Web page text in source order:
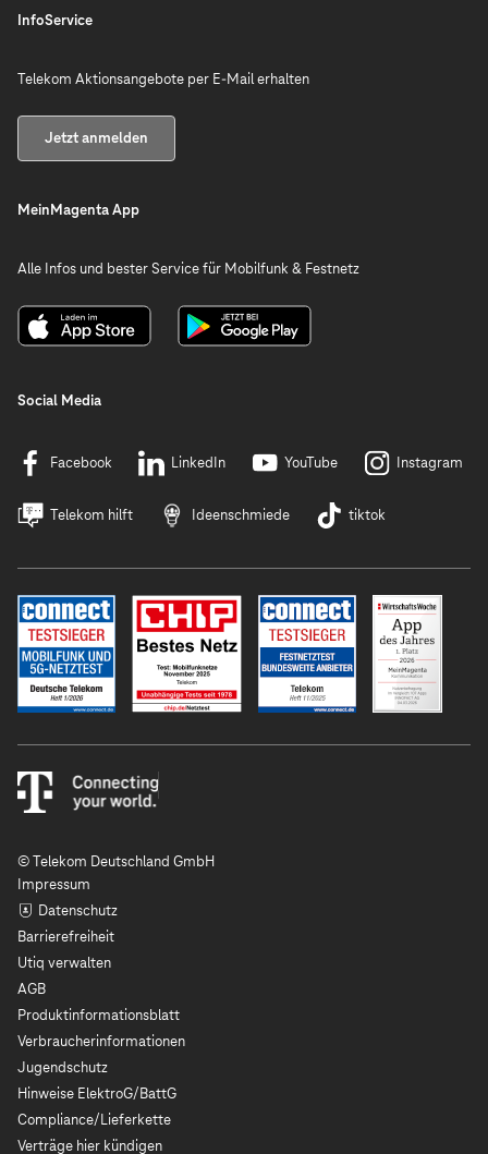
InfoService
Telekom Aktionsangebote per E-Mail erhalten
Jetzt anmelden
MeinMagenta App
Alle Infos und bester Service für Mobilfunk & Festnetz
Social Media
Facebook LinkedIn YouTube Instagram
Telekom hilft Ideenschmiede tiktok
© Telekom Deutschland GmbH
Impressum
Datenschutz
Barrierefreiheit
Utiq verwalten
AGB
Produktinformationsblatt
Verbraucherinformationen
Jugendschutz
Hinweise ElektroG/BattG
Compliance/Lieferkette
Verträge hier kündigen